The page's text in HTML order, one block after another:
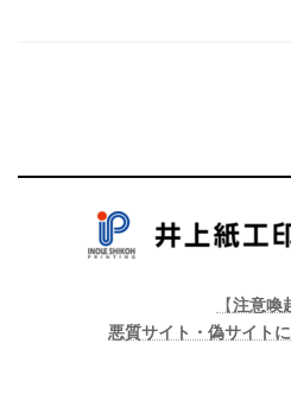
【注意喚
悪質サイト・偽サイト